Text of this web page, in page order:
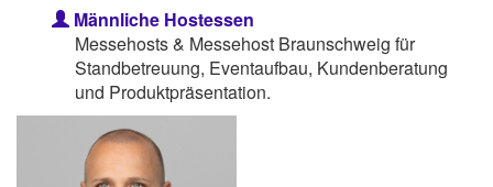
Männliche Hostessen
Messehosts & Messehost Braunschweig für
Standbetreuung, Eventaufbau, Kundenberatung
und Produktpräsentation.